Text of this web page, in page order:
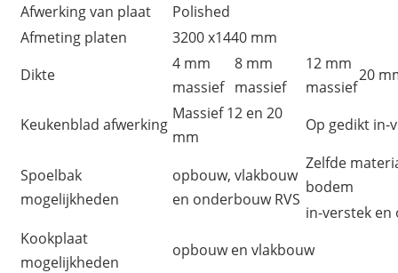
Afwerking van plaat
Polished
Afmeting platen
3200 x1440 mm
Dikte
4 mm
massief
8 mm
massief
12 mm
massief
20
Keukenblad afwerking
Massief 12 en 20
mm
Op gedikt in-
Spoelbak
mogelijkheden
opbouw, vlakbouw
en onderbouw RVS
Zelfde
bodem
in-verstek
Kookplaat
mogelijkheden
opbouw en vlakbouw